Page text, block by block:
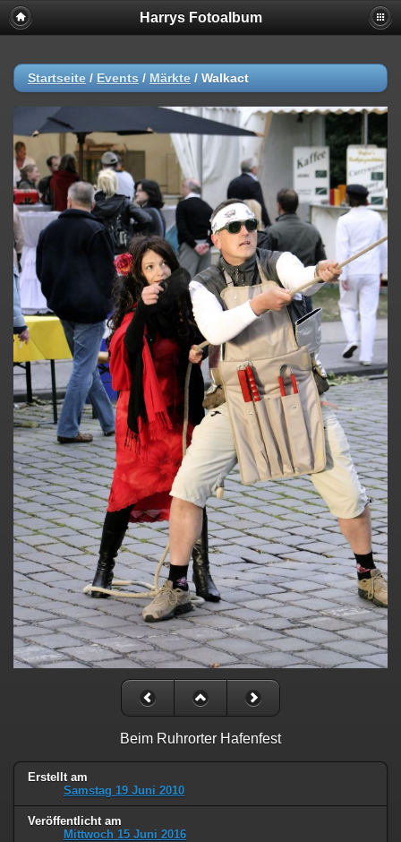
Harrys Fotoalbum
Startseite / Events / Märkte / Walkact
Beim Ruhrorter Hafenfest
Erstellt am
Samstag 19 Juni 2010
Veröffentlicht am
Mittwoch 15 Juni 2016